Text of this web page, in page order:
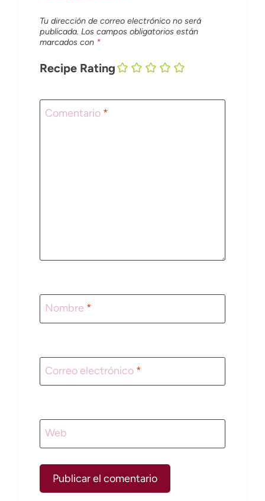
Tu dirección de correo electrónico no será
publicada. Los campos obligatorios están
marcados con *
Recipe Rating
Comentario *
Nombre *
Correo electrónico *
Web